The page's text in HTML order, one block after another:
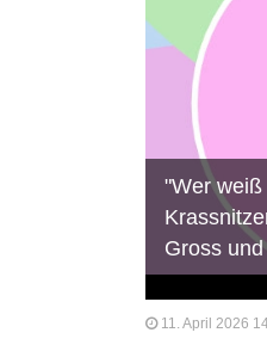
"Wer
Gross
11. April 2026